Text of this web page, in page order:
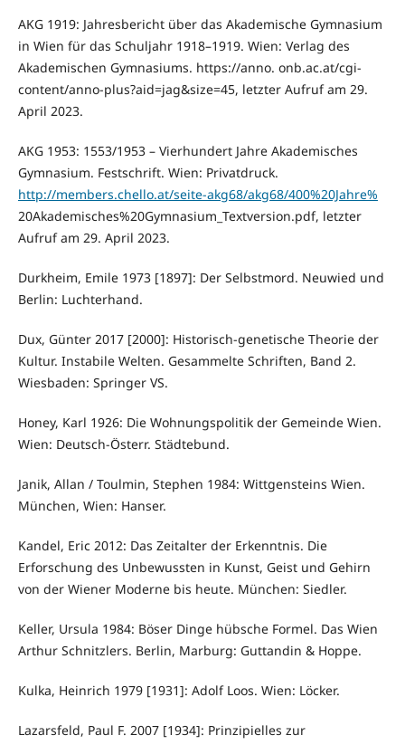
AKG 1919: Jahresbericht über das Akademische Gymnasium
in Wien für das Schuljahr 1918–1919. Wien: Verlag des
Akademischen Gymnasiums. https://anno. onb.ac.at/cgi-
content/anno-plus?aid=jag&size=45, letzter Aufruf am 29.
April 2023.
AKG 1953: 1553/1953 – Vierhundert Jahre Akademisches
Gymnasium. Festschrift. Wien: Privatdruck.
http://members.chello.at/seite-akg68/akg68/400%20Jahre%
20Akademisches%20Gymnasium_Textversion.pdf, letzter
Aufruf am 29. April 2023.
Durkheim, Emile 1973 [1897]: Der Selbstmord. Neuwied und
Berlin: Luchterhand.
Dux, Günter 2017 [2000]: Historisch-genetische Theorie der
Kultur. Instabile Welten. Gesammelte Schriften, Band 2.
Wiesbaden: Springer VS.
Honey, Karl 1926: Die Wohnungspolitik der Gemeinde Wien.
Wien: Deutsch-Österr. Städtebund.
Janik, Allan / Toulmin, Stephen 1984: Wittgensteins Wien.
München, Wien: Hanser.
Kandel, Eric 2012: Das Zeitalter der Erkenntnis. Die
Erforschung des Unbewussten in Kunst, Geist und Gehirn
von der Wiener Moderne bis heute. München: Siedler.
Keller, Ursula 1984: Böser Dinge hübsche Formel. Das Wien
Arthur Schnitzlers. Berlin, Marburg: Guttandin & Hoppe.
Kulka, Heinrich 1979 [1931]: Adolf Loos. Wien: Löcker.
Lazarsfeld, Paul F. 2007 [1934]: Prinzipielles zur